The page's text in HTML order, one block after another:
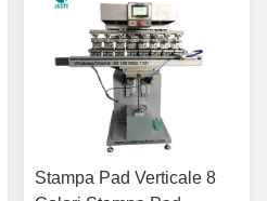
Stampa Pad Verticale 8